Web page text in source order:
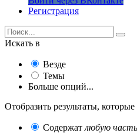
Регистрация
Искать в
Везде
Темы
Больше опций...
Отобразить результаты, которые
Содержат любую часть